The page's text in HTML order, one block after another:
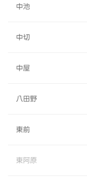
中池
中切
中屋
八田野
東前
東阿原